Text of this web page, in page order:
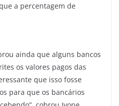
a percentagem de
ainda que alguns bancos
os valores pagos das
que isso fosse
para que os bancários